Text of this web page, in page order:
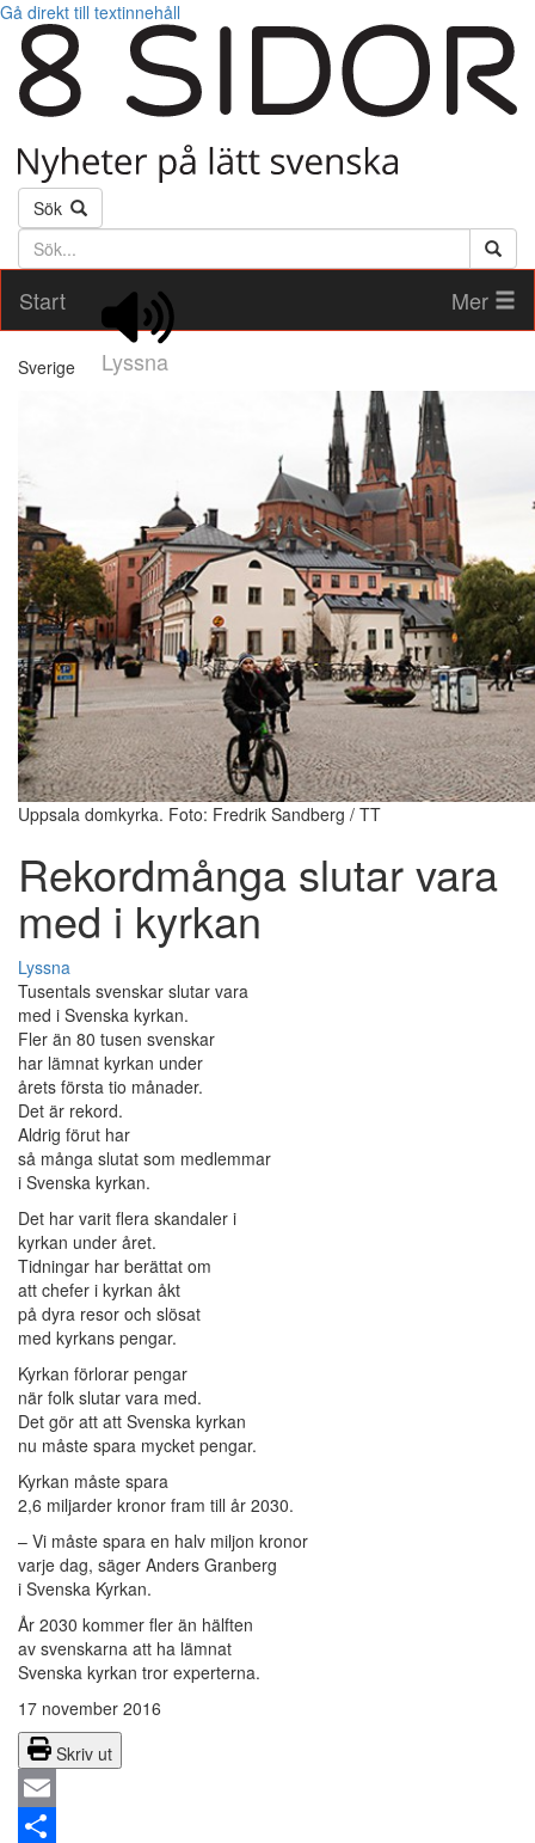
Gå direkt till textinnehåll
Sök
Söktext
Start
Lyssna
Mer
Sverige
Uppsala domkyrka. Foto: Fredrik Sandberg / TT
Rekordmånga slutar vara
med i kyrkan
Lyssna
Tusentals svenskar slutar vara
med i Svenska kyrkan.
Fler än 80 tusen svenskar
har lämnat kyrkan under
årets första tio månader.
Det är rekord.
Aldrig förut har
så många slutat som medlemmar
i Svenska kyrkan.
Det har varit flera skandaler i
kyrkan under året.
Tidningar har berättat om
att chefer i kyrkan åkt
på dyra resor och slösat
med kyrkans pengar.
Kyrkan förlorar pengar
när folk slutar vara med.
Det gör att att Svenska kyrkan
nu måste spara mycket pengar.
Kyrkan måste spara
2,6 miljarder kronor fram till år 2030.
– Vi måste spara en halv miljon kronor
varje dag, säger Anders Granberg
i Svenska Kyrkan.
År 2030 kommer fler än hälften
av svenskarna att ha lämnat
Svenska kyrkan tror experterna.
17 november 2016
Skriv ut
Email